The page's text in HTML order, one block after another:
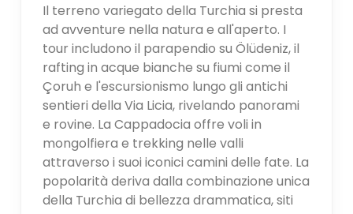
Il terreno variegato della Turchia si presta
ad avventure nella natura e all'aperto. I
tour includono il parapendio su Ölüdeniz, il
rafting in acque bianche su fiumi come il
Çoruh e l'escursionismo lungo gli antichi
sentieri della Via Licia, rivelando panorami
e rovine. La Cappadocia offre voli in
mongolfiera e trekking nelle valli
attraverso i suoi iconici camini delle fate. La
popolarità deriva dalla combinazione unica
della Turchia di bellezza drammatica, siti